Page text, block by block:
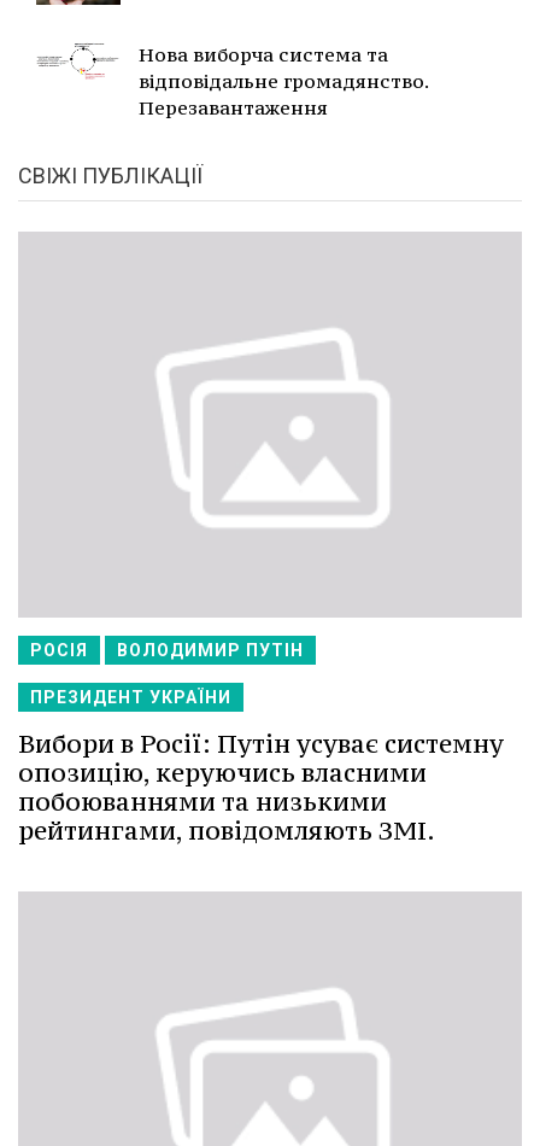
Нова виборча система та
відповідальне громадянство.
Перезавантаження
СВІЖІ ПУБЛІКАЦІЇ
РОСІЯ ВОЛОДИМИР ПУТІН
ПРЕЗИДЕНТ УКРАЇНИ
Вибори в Росії: Путін усуває системну
опозицію, керуючись власними
побоюваннями та низькими
рейтингами, повідомляють ЗМІ.